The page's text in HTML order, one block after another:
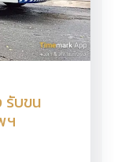
รับขน
ฯ